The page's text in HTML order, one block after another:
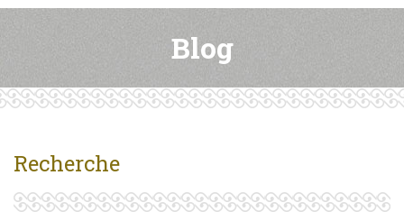
Blog
Recherche